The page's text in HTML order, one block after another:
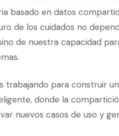
basado en datos
de los cuidados no
de nuestra capacidad
trabajando para construir
donde la
nuevos casos de uso y